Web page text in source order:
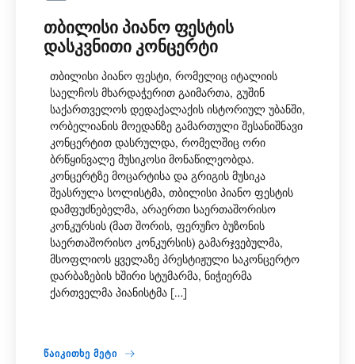
ᲗᲑᲘᲚᲘᲡᲘ ᲞᲘᲐᲜᲝ ᲤᲔᲡᲢᲘᲡ
ᲓᲐᲡᲙᲕᲜᲘᲗᲘ ᲙᲝᲜᲪᲔᲠᲢᲘ
თბილისი პიანო ფესტი, რომელიც იტალიის
საელჩოს მხარდაჭერით გაიმართა, გუშინ
საქართველოს დედაქალაქის ისტორიულ უბანში,
ორბელიანის მოედანზე გამართული შესანიშნავი
კონცერტით დასრულდა, რომელშიც ორი
ბრწყინვალე მუსიკოსი მონაწილეობდა.
კონცერტზე მოცარტისა და გრიგის მუსიკა
შეასრულა სოლისტმა, თბილისი პიანო ფესტის
დამფუძნებელმა, არაერთი საერთაშორისო
კონკურსის (მათ შორის, ფერუჩო ბუზონის
საერთაშორისო კონკურსის) გამარჯვებულმა,
მსოფლიოს ყველაზე პრესტიჟული საკონცერტო
დარბაზების ხშირი სტუმარმა, ნიჭიერმა
ქართველმა პიანისტმა […]
ᲬᲐᲘᲙᲘᲗᲮᲔ ᲛᲔᲢᲘ